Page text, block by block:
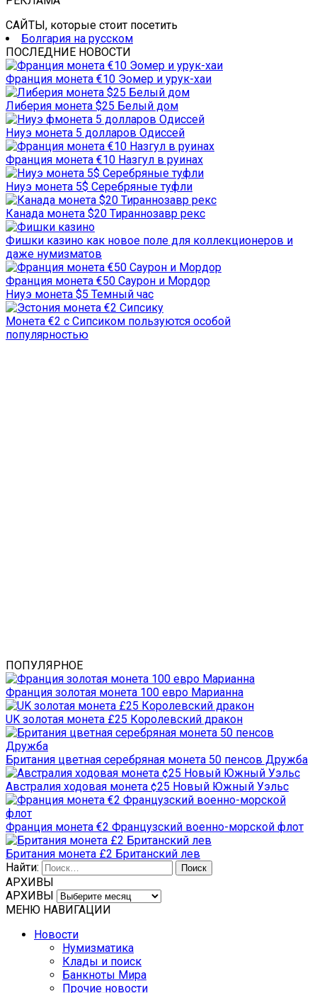
САЙТЫ, которые стоит посетить
Болгария на русском
ПОСЛЕДНИЕ НОВОСТИ
Франция монета €10 Эомер и урук-хаи
Либерия монета $25 Белый дом
Ниуэ монета 5 долларов Одиссей
Франция монета €10 Назгул в руинах
Ниуэ монета 5$ Серебряные туфли
Канада монета $20 Тираннозавр рекс
Фишки казино как новое поле для коллекционеров и
даже нумизматов
Франция монета €50 Саурон и Мордор
Ниуэ монета $5 Темный час
Монета €2 с Сипсиком пользуются особой
популярностью
ПОПУЛЯРНОЕ
Франция золотая монета 100 евро Марианна
UK золотая монета £25 Королевский дракон
Британия цветная серебряная монета 50 пенсов Дружба
Австралия ходовая монета ¢25 Новый Южный Уэльс
Франция монета €2 Французский военно-морской флот
Британия монета £2 Британский лев
Найти:
АРХИВЫ
АРХИВЫ
МЕНЮ НАВИГАЦИИ
Новости
Нумизматика
Клады и поиск
Банкноты Мира
Прочие новости